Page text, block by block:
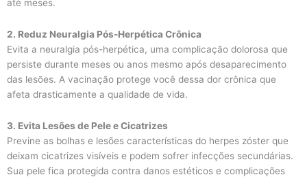
até meses.
2. Reduz Neuralgia Pós-Herpética Crônica
Evita a neuralgia pós-herpética, uma complicação dolorosa que
persiste durante meses ou anos mesmo após desaparecimento
das lesões. A vacinação protege você dessa dor crônica que
afeta drasticamente a qualidade de vida.
3. Evita Lesões de Pele e Cicatrizes
Previne as bolhas e lesões características do herpes zóster que
deixam cicatrizes visíveis e podem sofrer infecções secundárias.
Sua pele fica protegida contra danos estéticos e complicações